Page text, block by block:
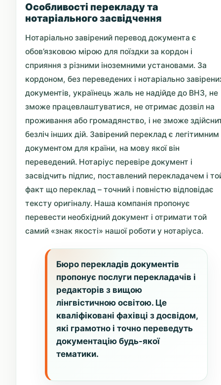
Особливості перекладу та
нотаріального засвідчення
Нотаріально завірений перевод документа є
обов’язковою мірою для поїздки за кордон і
сприяння з різними іноземними установами. За
кордоном, без переведених і нотаріально
документів, українець жаль не надійде до ВНЗ, не
зможе працевлаштуватися, не отримає дозвіл на
проживання або громадянство, і не зможе
безліч інших дій. Завірений переклад є легітимним
документом для країни, на мову якої він
переведений. Нотаріус перевіре документ і
засвідчить підпис, поставлений перекладачем і
факт що переклад – точний і повністю відповідає
тексту оригіналу. Наша компанія пропонує
перевести необхідний документ і отримати той
самий «знак якості» нашої роботи у нотаріуса.
Бюро перекладів документів
пропонує послуги перекладачів і
редакторів з вищою
лінгвістичною освітою. Це
кваліфіковані фахівці з досвідом,
які грамотно і точно переведуть
документацію будь-якої
тематики.